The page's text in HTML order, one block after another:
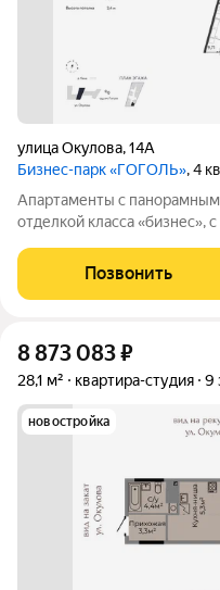
улица Окулова,14А
Бизнес-парк «ГОГОЛЬ», 4
Апартаменты с
отделкой класса «бизнес»,
города, на первой линии
энергию делового центра и
Позвонить
8 873 083₽
28,1 м² квартира-студия 9
новостройка